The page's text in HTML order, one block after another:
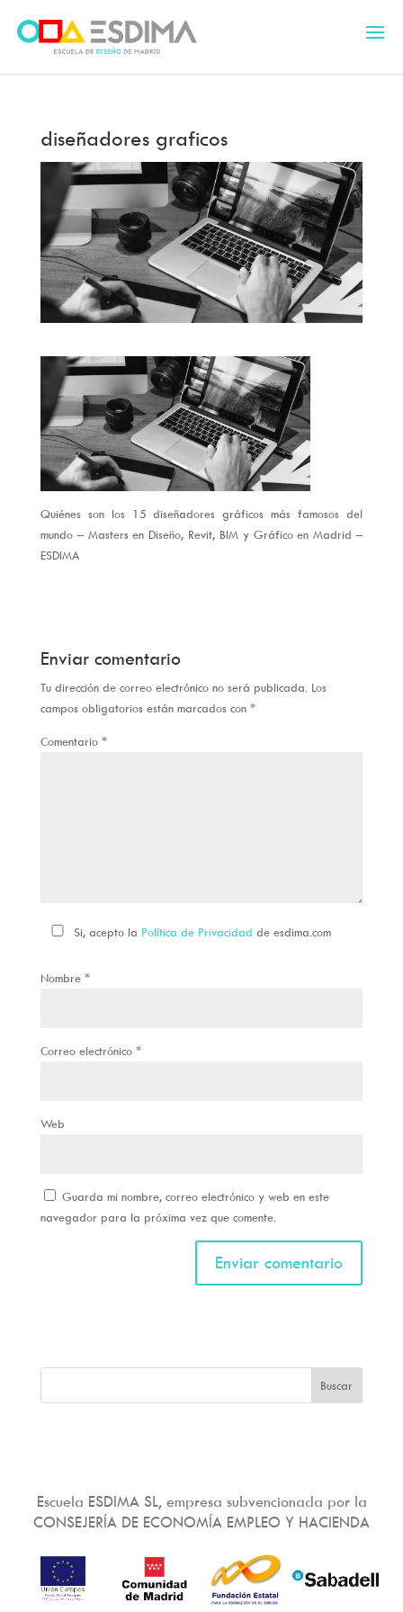
diseñadores graficos
Quiénes son los 15 diseñadores gráficos más famosos del
mundo – Masters en Diseño, Revit, BIM y Gráfico en Madrid –
ESDIMA
Enviar comentario
Tu dirección de correo electrónico no será publicada. Los
campos obligatorios están marcados con *
Comentario *
Si, acepto la Política de Privacidad de esdima.com
Nombre *
Correo electrónico *
Web
Guarda mi nombre, correo electrónico y web en este
navegador para la próxima vez que comente.
Escuela ESDIMA SL, empresa subvencionada por la
CONSEJERÍA DE ECONOMÍA EMPLEO Y HACIENDA